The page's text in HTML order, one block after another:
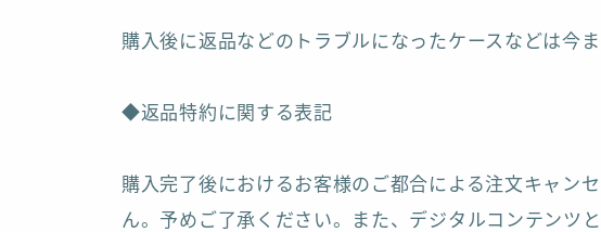
購入後に返品などのトラブルになったケースなどは今
◆返品特約に関する表記
購入完了後におけるお客様のご都合による注文キャン
ん。予めご了承ください。また、デジタルコンテンツ